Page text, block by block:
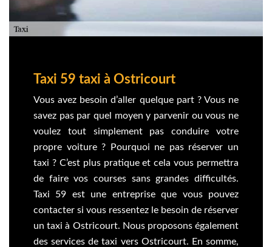
Taxi 59 taxi à Ostricourt
Vous avez besoin d’aller quelque part ? Vous ne
savez pas par quel moyen y parvenir ou vous ne
voulez tout simplement pas conduire votre
propre voiture ? Pourquoi ne pas réserver un
taxi ? C’est plus pratique et cela vous permettra
de faire vos courses sans grandes difficultés.
Taxi 59 est une entreprise que vous pouvez
contacter si vous ressentez le besoin de réserver
un taxi à Ostricourt. Nous proposons également
des services de taxi vers Ostricourt. En somme,